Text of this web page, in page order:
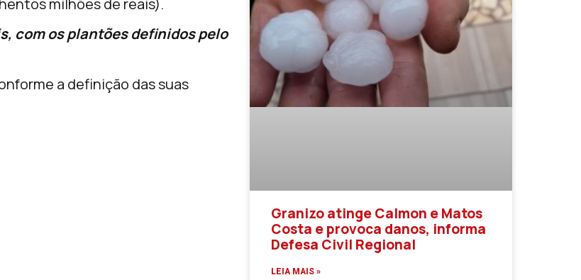
milhões de reais).
com os plantões definidos pelo
a definição das suas
Granizo atinge Calmon e Matos
Costa e provoca danos, informa
Defesa Civil Regional
LEIA MAIS »